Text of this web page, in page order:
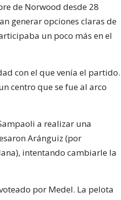
de Norwood desde 28
generar opciones claras de
un poco más en el
con el que venía el partido.
centro que se fue al arco
a realizar una
Aránguiz (por
intentando cambiarle la
por Medel. La pelota